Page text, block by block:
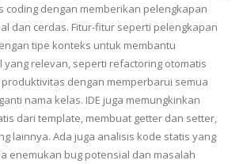
coding dengan memberikan pelengkapan
dan cerdas. Fitur-fitur seperti pelengkapan
tipe konteks untuk membantu
yang relevan, seperti refactoring otomatis
dengan memperbarui semua
nama kelas. IDE juga memungkinkan
dari template, membuat getter dan setter,
lainnya. Ada juga analisis kode statis yang
enemukan bug potensial dan masalah